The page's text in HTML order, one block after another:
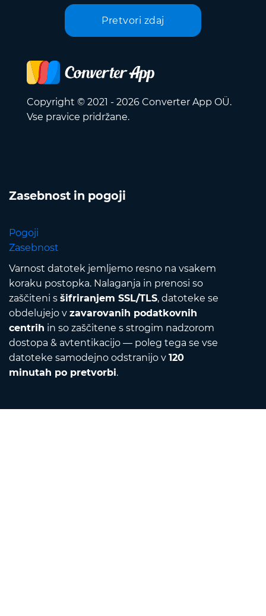
Pretvori zdaj
Copyright © 2021 - 2026 Converter App OÜ.
Vse pravice pridržane.
Zasebnost in pogoji
Pogoji
Zasebnost
Varnost datotek jemljemo resno na vsakem
koraku postopka. Nalaganja in prenosi so
zaščiteni s šifriranjem SSL/TLS, datoteke se
obdelujejo v zavarovanih podatkovnih
centrih in so zaščitene s strogim nadzorom
dostopa & avtentikacijo — poleg tega se vse
datoteke samodejno odstranijo v 120
minutah po pretvorbi.